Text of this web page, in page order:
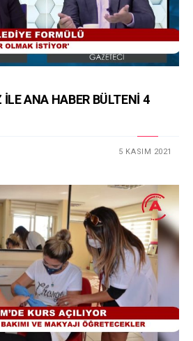
ANA HABER BÜLTENİ 4
5 KASIM 2021